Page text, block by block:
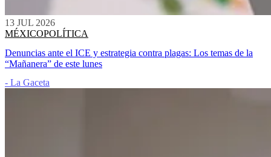
13 JUL 2026
MÉXICOPOLÍTICA
Denuncias ante el ICE y estrategia contra plagas: Los temas de la
“Mañanera” de este lunes
- La Gaceta